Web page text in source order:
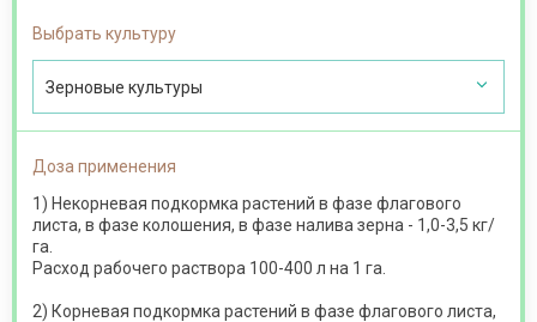
Выбрать культуру
Зерновые культуры
Доза применения
1) Некорневая подкормка растений в фазе флагового
листа, в фазе колошения, в фазе налива зерна - 1,0-3,5 кг/
га.
Расход рабочего раствора 100-400 л на 1 га.
2) Корневая подкормка растений в фазе флагового листа,